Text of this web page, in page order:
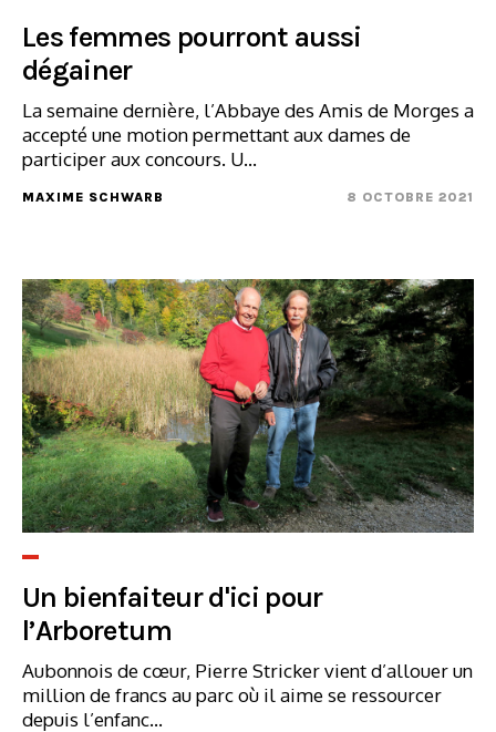
Les femmes pourront aussi
dégainer
La semaine dernière, l’Abbaye des Amis de Morges a
accepté une motion permettant aux dames de
participer aux concours. U...
MAXIME SCHWARB 8 OCTOBRE 2021
Un bienfaiteur d'ici pour
l’Arboretum
Aubonnois de cœur, Pierre Stricker vient d’allouer un
million de francs au parc où il aime se ressourcer
depuis l’enfanc...